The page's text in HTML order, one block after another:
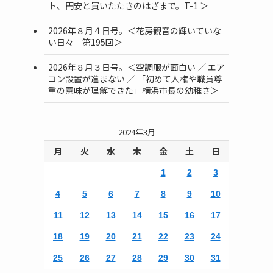
ト、円安と買いたたきのはざまで。T-1 ＞
2026年８月４日号。＜花房観音の輝いていな
い日々 第195回＞
2026年８月３日号。＜空調服が面白い ／ エア
コン設置が進まない ／ 「初めて人権や職員尊
重の意味が理解できた」横浜市長の幼稚さ＞
2024年3月
月 火 水 木 金 土 日
1 2 3
4 5 6 7 8 9 10
11 12 13 14 15 16 17
18 19 20 21 22 23 24
25 26 27 28 29 30 31